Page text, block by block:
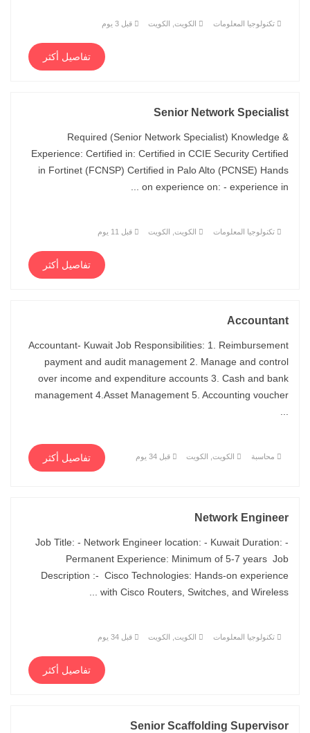
تكنولوجيا المعلومات الكويت, الكويت قبل 3 يوم
تفاصيل أكثر
Senior Network Specialist
Required (Senior Network Specialist) Knowledge &
Experience: Certified in: Certified in CCIE Security Certified
in Fortinet (FCNSP) Certified in Palo Alto (PCNSE) Hands
on experience on: - experience in ...
تكنولوجيا المعلومات الكويت, الكويت قبل 11 يوم
تفاصيل أكثر
Accountant
Accountant- Kuwait Job Responsibilities: 1. Reimbursement
payment and audit management 2. Manage and control
over income and expenditure accounts 3. Cash and bank
management 4.Asset Management 5. Accounting voucher
محاسبة الكويت, الكويت قبل 34 يوم تفاصيل أكثر
Network Engineer
Job Title: - Network Engineer location: - Kuwait Duration: -
Permanent Experience: Minimum of 5-7 years Job
Description :- Cisco Technologies: Hands-on experience
with Cisco Routers, Switches, and Wireless ...
تكنولوجيا المعلومات الكويت, الكويت قبل 34 يوم
تفاصيل أكثر
Senior Scaffolding Supervisor